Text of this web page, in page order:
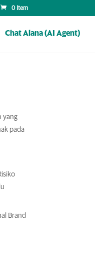
0 Item
Chat Alana (AI Agent)
yang
pada
Brand